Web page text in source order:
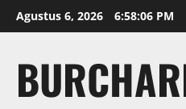
Skip
to
Agustus 6, 2026 6:58:08 PM